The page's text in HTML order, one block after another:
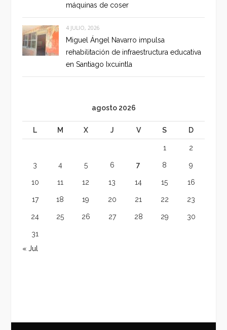
máquinas de coser
4 JULIO, 2026
Miguel Ángel Navarro impulsa
rehabilitación de infraestructura educativa
en Santiago Ixcuintla
agosto 2026
L M X J V S D
1 2
3 4 5 6 7 8 9
10 11 12 13 14 15 16
17 18 19 20 21 22 23
24 25 26 27 28 29 30
31
« Jul